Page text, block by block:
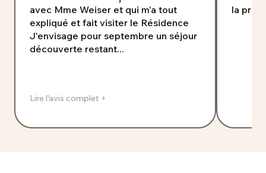
avec Mme Weiser et qui m'a tout
expliqué et fait visiter le Résidence
J'envisage pour septembre un séjour
découverte restant...
Lire l'avis complet +
la